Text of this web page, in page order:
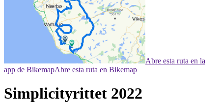
Abre esta ruta en la
app de BikemapAbre esta ruta en Bikemap
Simplicityrittet 2022